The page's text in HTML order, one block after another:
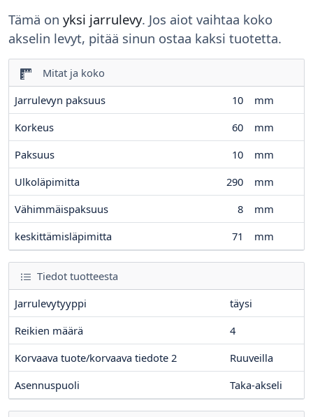
Tämä on yksi jarrulevy. Jos aiot vaihtaa koko
akselin levyt, pitää sinun ostaa kaksi tuotetta.
Mitat ja koko
Jarrulevyn paksuus
10
mm
Korkeus
60
mm
Paksuus
10
mm
Ulkoläpimitta
290
mm
Vähimmäispaksuus
8
mm
keskittämisläpimitta
71 mm
Tiedot tuotteesta
Jarrulevytyyppi
täysi
Reikien määrä
4
Korvaava tuote/korvaava tiedote 2
Ruuveilla
Asennuspuoli
Taka-akseli